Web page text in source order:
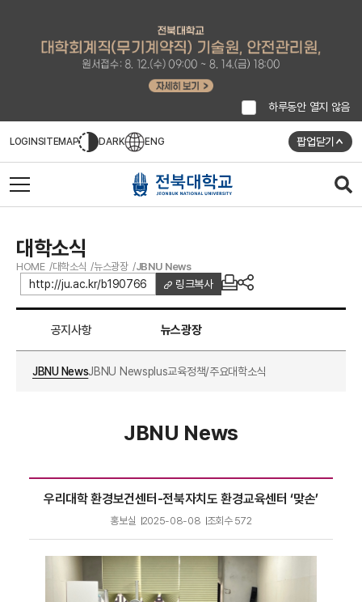
하루동안 열지 않음
LOGINSITEMAP DARK ENG 팝업닫기
대학소식
HOME 대학소식 뉴스광장 JBNU News
http://ju.ac.kr/b190766 링크복사
공지사항 뉴스광장
JBNU NewsJBNU Newsplus교육정책/주요대학소식
JBNU News
우리대학 환경보건센터-전북자치도 환경교육센터 ‘맞손’
홍보실 2025-08-08 조회수 572